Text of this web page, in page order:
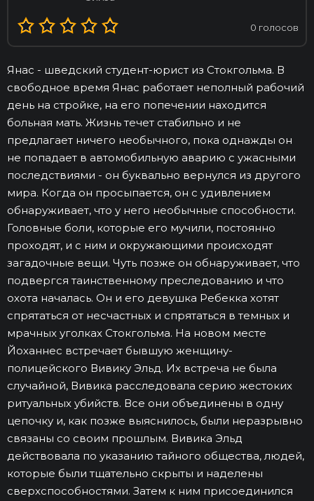
0 голосов
Янас - шведский студент-юрист из Стокгольма. В
свободное время Янас работает неполный рабочий
день на стройке, на его попечении находится
больная мать. Жизнь течет стабильно и не
предлагает ничего необычного, пока однажды он
не попадает в автомобильную аварию с ужасными
последствиями - он буквально вернулся из другого
мира. Когда он просыпается, он с удивлением
обнаруживает, что у него необычные способности.
Головные боли, которые его мучили, постоянно
проходят, и с ним и окружающими происходят
загадочные вещи. Чуть позже он обнаруживает, что
подвергся таинственному преследованию и что
охота началась. Он и его девушка Ребекка хотят
спрятаться от несчастных и спрятаться в темных и
мрачных уголках Стокгольма. На новом месте
Йоханнес встречает бывшую женщину-
полицейского Вивику Эльд. Их встреча не была
случайной, Вивика расследовала серию жестоких
ритуальных убийств. Все они объединены в одну
цепочку и, как позже выяснилось, были неразрывно
связаны со своим прошлым. Вивика Эльд
действовала по указанию тайного общества, людей,
которые были тщательно скрыты и наделены
сверхспособностями. Затем к ним присоединился